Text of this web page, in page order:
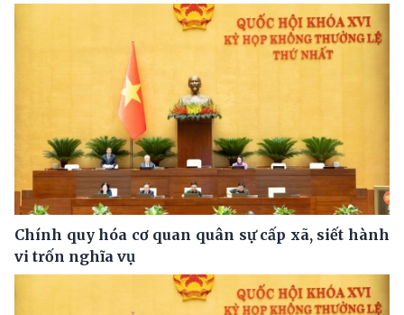
Chính quy hóa cơ quan quân sự cấp xã, siết hành
vi trốn nghĩa vụ